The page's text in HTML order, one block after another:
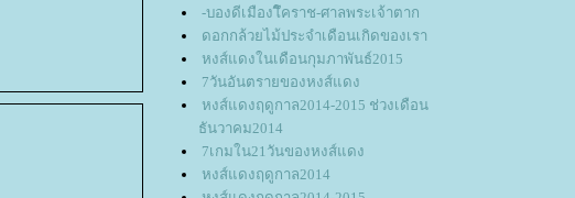
-บองดีเมืองโึคราช-ศาลพระเจ้าตาก
ดอกกล้วยไม้ประจำเดือนเกิดของเรา
หงส์แดงในเดือนกุมภาพันธ์2015
7วันอันตรายของหงส์แดง
หงส์แดงฤดูกาล2014-2015 ช่วงเดือน
ธันวาคม2014
7เกมใน21วันของหงส์แดง
หงส์แดงฤดูกาล2014